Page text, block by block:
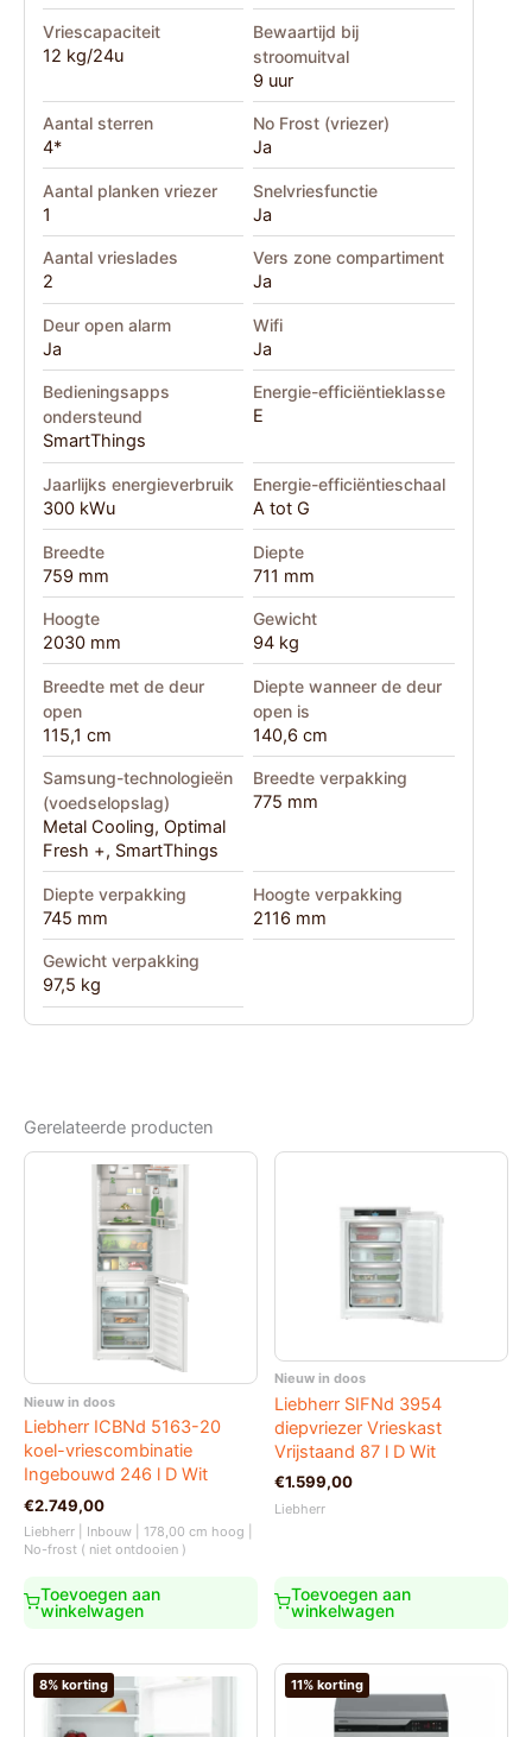
Vriescapaciteit
12 kg/24u
Bewaartijd bij
stroomuitval
9 uur
Aantal sterren
4*
No Frost (vriezer)
Ja
Aantal planken vriezer
1
Snelvriesfunctie
Ja
Aantal vrieslades
2
Vers zone compartiment
Ja
Deur open alarm
Ja
Wifi
Ja
Bedieningsapps
ondersteund
SmartThings
Energie-efficiëntieklasse
E
Jaarlijks energieverbruik
300 kWu
Energie-efficiëntieschaal
A tot G
Breedte
759 mm
Diepte
711 mm
Hoogte
2030 mm
Gewicht
94 kg
Breedte met de deur
open
115,1 cm
Diepte wanneer de deur
open is
140,6 cm
Samsung-technologieën
(voedselopslag)
Metal Cooling, Optimal
Fresh +, SmartThings
Breedte verpakking
775 mm
Diepte verpakking
745 mm
Hoogte verpakking
2116 mm
Gewicht verpakking
97,5 kg
Gerelateerde producten
Nieuw in doos
Liebherr ICBNd 5163-20
koel-vriescombinatie
Ingebouwd 246 l D Wit
€2.749,00
Liebherr | Inbouw | 178,00 cm hoog |
No-frost ( niet ontdooien )
Toevoegen aan
winkelwagen
Nieuw in doos
Liebherr SIFNd 3954
diepvriezer Vrieskast
Vrijstaand 87 l D Wit
€1.599,00
Liebherr
Toevoegen aan
winkelwagen
8% korting 11% korting